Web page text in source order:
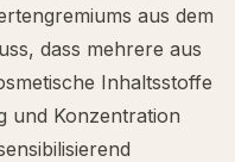
aus dem
dass mehrere aus
Inhaltsstoffe
und Konzentration